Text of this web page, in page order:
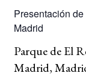
Presentación
Madrid
Parque de El
Madrid,